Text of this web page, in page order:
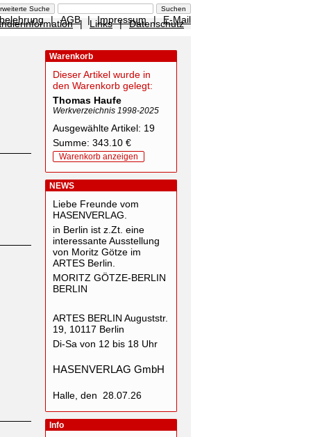
| AGB | Impressum | E-Mail
| Links | Datenschutz
Warenkorb
Dieser Artikel wurde in
den Warenkorb gelegt:
Thomas Haufe
Werkverzeichnis 1998-2025
Ausgewählte Artikel: 19
Summe: 343.10 €
Warenkorb anzeigen
NEWS
Liebe Freunde vom
HASENVERLAG.
in Berlin ist z.Zt. eine
interessante Ausstellung
von Moritz Götze im
ARTES Berlin.
MORITZ GÖTZE-BERLIN
BERLIN
ARTES BERLIN Auguststr.
19, 10117 Berlin
Di-Sa von 12 bis 18 Uhr
HASENVERLAG GmbH
Halle, den 28.07.26
Info